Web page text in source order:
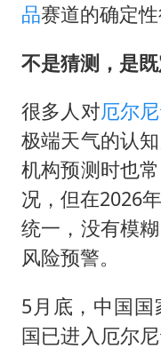
品赛道的确定性
不是猜测，是
很多人对厄尔
极端天气的认
机构预测时也
况，但在2026
统一，没有模
风险预警。
5月底，中国
国已进入厄尔